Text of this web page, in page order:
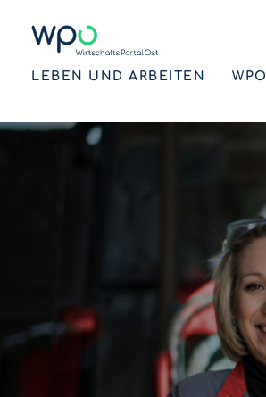
LEBEN UND ARBEITEN WPO